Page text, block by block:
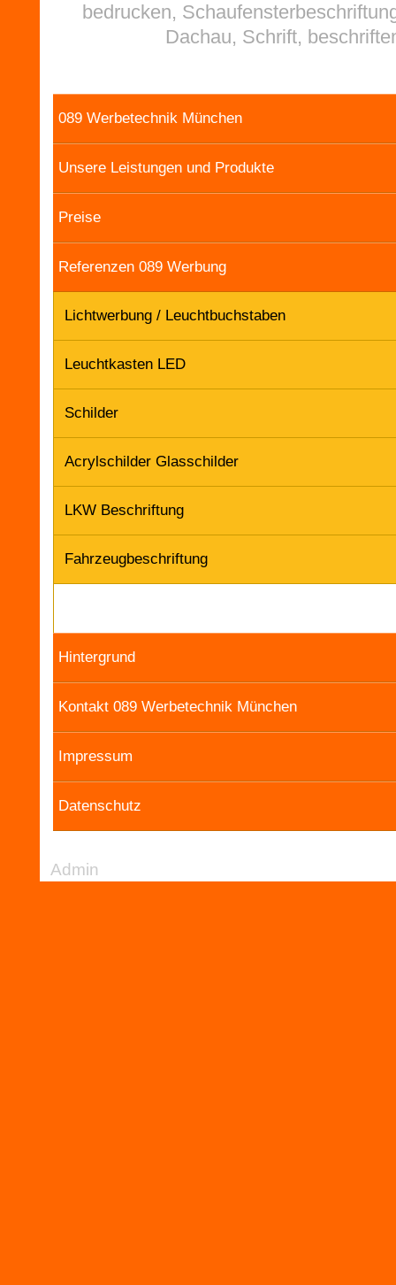
bedrucken,
Dachau, Schrift,
089 Werbetechnik München
Unsere Leistungen und Produkte
Preise
Referenzen 089 Werbung
Lichtwerbung / Leuchtbuchstaben
Leuchtkasten LED
Schilder
Acrylschilder Glasschilder
LKW Beschriftung
Fahrzeugbeschriftung
Hintergrund
Kontakt 089 Werbetechnik München
Impressum
Datenschutz
Admin